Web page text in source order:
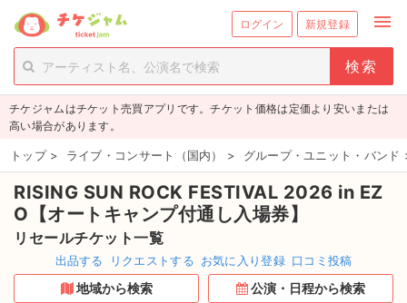
ログイン 新規登録 menu
person_add 新規会員登録
チケットを探す
新着チケット
値下げしたチケット
都道府県からチケットを探す
もうすぐ開催のチケット
チケジャムはチケット売買アプリです。チケット価格は定価より安いまたは
高い場合があります。
トップ > ライブ・コンサート（国内） > グループ・ユニット・バンド
RISING SUN ROCK FESTIVAL 2026 in EZ
O【オートキャンプ付通し⼊場券】
リセールチケット一覧
出品する リクエストする お気に入り登録 口コミ投稿
地域から検索 公演・日程から検索